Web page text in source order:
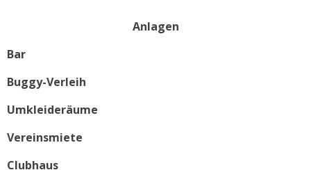
Anlagen
Bar
Buggy-Verleih
Umkleideräume
Vereinsmiete
Clubhaus